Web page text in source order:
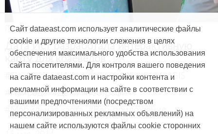
Продукты и услуги
Дата Ист разработала интерактивную
карту для краеведов
#CarryMap #Интерактивная карта #ArcGIS
#Природа #Дети #География
#Мобильная карта #Веб-приложение
Сайт dataeast.com использует аналитические файлы
cookie и другие технологии слежения в целях
обеспечения максимального удобства использования
сайта посетителями. Для контроля вашего поведения
на сайте dataeast.com и настройки контента и
рекламной информации на сайте в соответствии с
вашими предпочтениями (посредством
персонализированных рекламных объявлений) на
нашем сайте используются файлы cookie сторонних